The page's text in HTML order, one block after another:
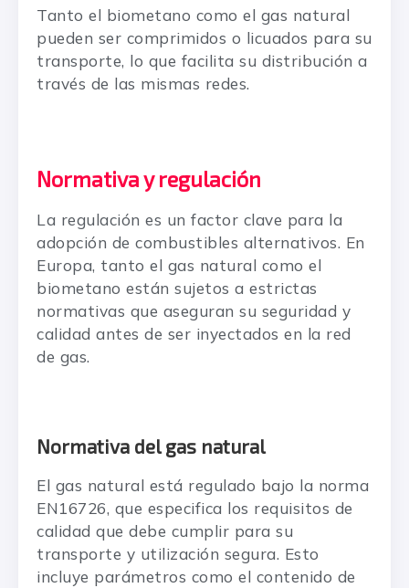
Tanto el biometano como el gas natural
pueden ser comprimidos o licuados para su
transporte, lo que facilita su distribución a
través de las mismas redes.
Normativa y regulación
La regulación es un factor clave para la
adopción de combustibles alternativos. En
Europa, tanto el gas natural como el
biometano están sujetos a estrictas
normativas que aseguran su seguridad y
calidad antes de ser inyectados en la red
de gas.
Normativa del gas natural
El gas natural está regulado bajo la norma
EN16726, que especifica los requisitos de
calidad que debe cumplir para su
transporte y utilización segura. Esto
incluye parámetros como el contenido de